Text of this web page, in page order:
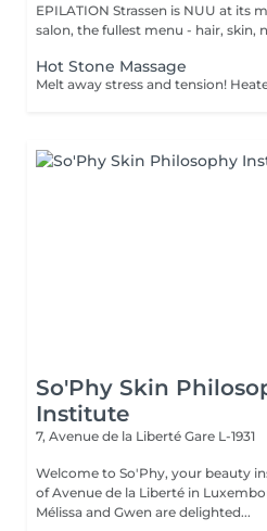
EPILATION Strassen is NUU at its
salon, the fullest menu - hair, skin,
Hot Stone Massage
So'Phy Skin
Institute
7, Avenue de la Liberté Gare L-1931
Welcome to So'Phy, your beauty
of Avenue de la Liberté in Luxembourg. Sophie,
Mélissa and Gwen are delighted...